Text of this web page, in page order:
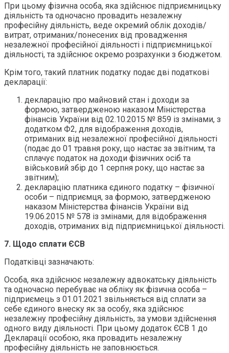
При цьому фізична особа, яка здійснює підприємницьку
діяльність та одночасно провадить незалежну
професійну діяльність, веде окремий облік доходів/
витрат, отриманих/понесених від провадження
незалежної професійної діяльності і підприємницької
діяльності, та здійснює окремо розрахунки з бюджетом.
Крім того, такий платник податку подає дві податкові
декларації:
декларацію про майновий стан і доходи за
формою, затвердженою наказом Міністерства
фінансів України від 02.10.2015 № 859 із змінами, з
додатком Ф2, для відображення доходів,
отриманих від незалежної професійної діяльності
(подає до 01 травня року, що настає за звітним, та
сплачує податок на доходи фізичних осіб та
військовий збір до 1 серпня року, що настає за
звітним);
декларацію платника єдиного податку – фізичної
особи – підприємця, за формою, затвердженою
наказом Міністерства фінансів України від
19.06.2015 № 578 із змінами, для відображення
доходів, отриманих від підприємницької діяльності.
7. Щодо сплати ЄСВ
Податківці зазначають:
Особа, яка здійснює незалежну адвокатську діяльність
та одночасно перебуває на обліку як фізична особа –
підприємець з 01.01.2021 звільняється від сплати за
себе єдиного внеску як за особу, яка здійснює
незалежну професійну діяльність, за умови здійснення
одного виду діяльності. При цьому додаток ЄСВ 1 до
Декларації особою, яка провадить незалежну
професійну діяльність не заповнюється.